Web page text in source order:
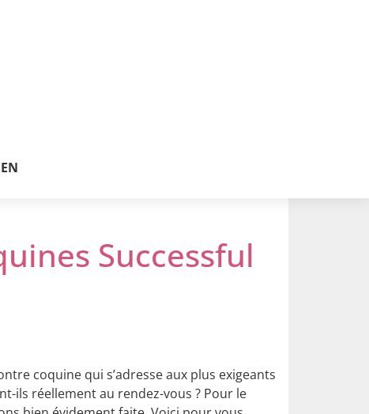
Successful
coquine qui s’adresse aux plus exigeants
ils réellement au rendez-vous ? Pour le